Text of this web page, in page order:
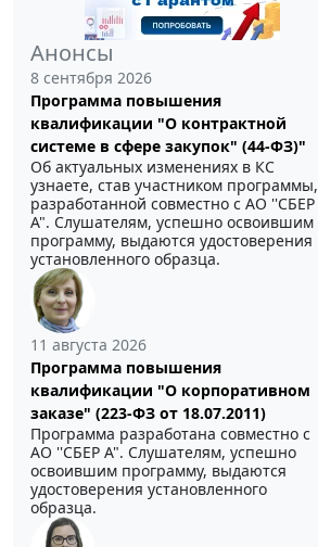
Анонсы
8 сентября 2026
Программа повышения
квалификации "О контрактной
системе в сфере закупок" (44-ФЗ)"
Об актуальных изменениях в КС
узнаете, став участником программы,
разработанной совместно с АО ''СБЕР
А". Слушателям, успешно освоившим
программу, выдаются удостоверения
установленного образца.
11 августа 2026
Программа повышения
квалификации "О корпоративном
заказе" (223-ФЗ от 18.07.2011)
Программа разработана совместно с
АО ''СБЕР А". Слушателям, успешно
освоившим программу, выдаются
удостоверения установленного
образца.